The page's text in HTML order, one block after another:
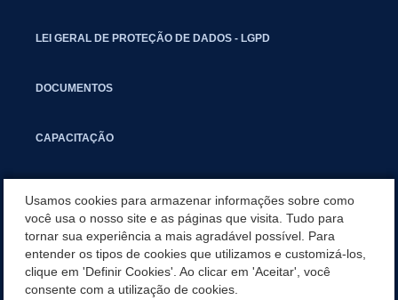
LEI GERAL DE PROTEÇÃO DE DADOS - LGPD
DOCUMENTOS
CAPACITAÇÃO
GUIA RÁPIDO
SITUAÇÕES ESPECIAIS
Usamos cookies para armazenar informações sobre como
você usa o nosso site e as páginas que visita. Tudo para
tornar sua experiência a mais agradável possível. Para
entender os tipos de cookies que utilizamos e customizá-los,
clique em 'Definir Cookies'. Ao clicar em 'Aceitar', você
consente com a utilização de cookies.